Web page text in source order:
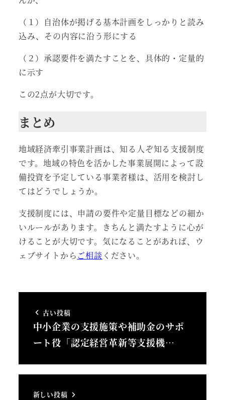
（１）自治体が掲げる基本計画をしっかりと読み
込み、その内容に沿う形にする
（２）承認要件を満たすことを、具体的・定量的
に示す
この2点が大切です。
まとめ
地域経済牽引事業計画は、知る人ぞ知る支援制度
です。地域の特色を活かした事業展開によって設
備投資を予定している事業者様は、活用を検討し
てはどうでしょうか。
支援制度には、申請の要件や定量目標などの細か
いルールがあります。きちんと満たすように心が
けることが大切です。気になることがあれば、ウ
ェブサイトから ご相談 ください。
古い投稿
中小企業の支援施策や補助金のサポ
ート役「認定経営革新等支援機…
新しい投稿